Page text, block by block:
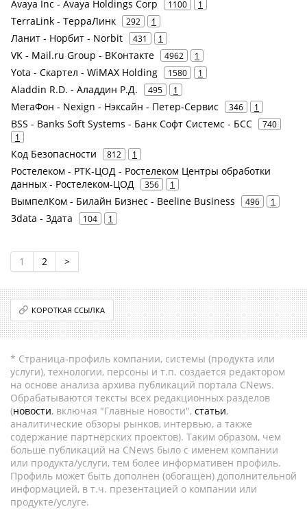
Avaya Inc - Avaya Holdings Corp 1100 1
TerraLink - ТерраЛинк 292 1
Ланит - Норбит - Norbit 431 1
VK - Mail.ru Group - ВКонтакте 4962 1
Yota - Скартел - WiMAX Holding 1580 1
Aladdin R.D. - Аладдин Р.Д. 495 1
МегаФон - Nexign - Нэксайн - Петер-Сервис 346 1
BSS - Banks Soft Systems - Банк Софт Системс - БСС
740
1
Код Безопасности 812 1
Ростелеком - РТК-ЦОД - Ростелеком Центры обработки
данных - Ростелеком-ЦОД
356 1
ВымпелКом - Билайн Бизнес - Beeline Business 496 1
3data - 3дата 104 1
1 2 >
КОРОТКАЯ ССЫЛКА
* Страница-профиль компании, системы (продукта или
услуги), технологии, персоны и т.п. создается редактором
на основе анализа архива публикаций портала CNews.
Обрабатываются тексты всех редакционных разделов
(новости, включая "Главные новости", статьи,
аналитические обзоры рынков, интервью, а также
содержание партнёрских проектов). Таким образом, чем
больше публикаций на CNews было с именем компании
или продукта/услуги, тем более информативен профиль.
Профиль может быть дополнен (обогащен) дополнительной
информацией, в т.ч. презентацией о компании или
продукте/услуге.